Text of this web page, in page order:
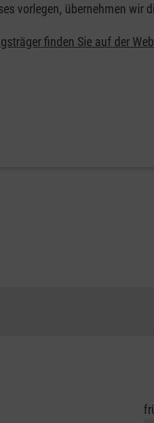
vorlegen, übernehmen wir
finden Sie auf der